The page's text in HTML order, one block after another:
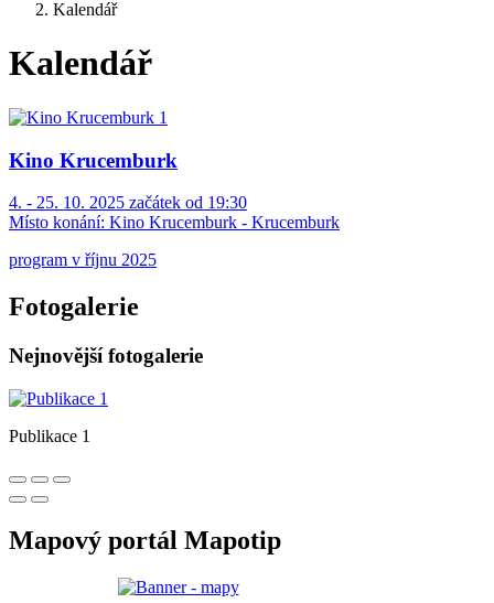
Kalendář
Kalendář
Kino Krucemburk
4. - 25. 10. 2025 začátek od 19:30
Místo konání: Kino Krucemburk - Krucemburk
program v říjnu 2025
Fotogalerie
Nejnovější fotogalerie
Publikace 1
Mapový portál Mapotip